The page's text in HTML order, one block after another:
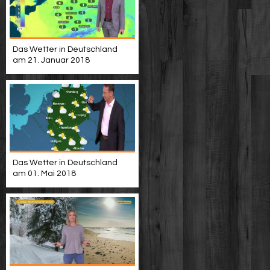
Das Wetter in Deutschland
am 21. Januar 2018
Das Wetter in Deutschland
am 01. Mai 2018